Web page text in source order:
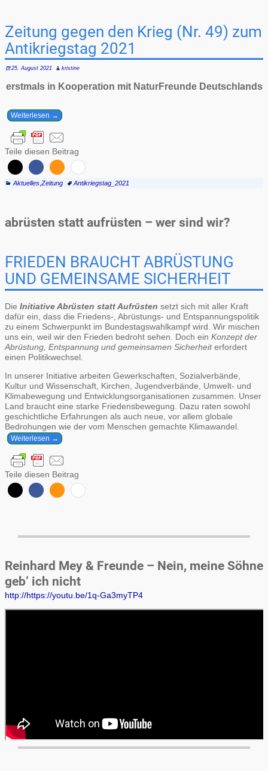
Zeitung gegen den Krieg (Nr. 49) zum
Antikriegstag 2021
25. August 2021 kristine
erstmals in Kooperation mit NaturFreunde Deutschlands
Weiterlesen →
Teile diesen Beitrag
Aktuelles, Zeitung Antikriegstag_2021
abrüsten statt aufrüsten – wer sind wir?
FRIEDEN BRAUCHT ABRÜSTUNG
UND GEMEINSAME SICHERHEIT
Die Initiative Abrüsten statt Aufrüsten setzt sich mit aller Kraft
dafür ein, dass die Friedens-, Abrüstungs- und Entspannungspolitik
zu einem Schwerpunkt im Bundestagswahlkampf wird. Wir mischen
uns ein, weil wir den Frieden bedroht sehen. Doch ein Konzept der
Abrüstung, Entspannung und gemeinsamen Sicherheiterfordert
einen Politikwechsel.
In unserer Initiative arbeiten Gewerkschaften, Sozialverbände,
Kultur und Wissenschaft, Kirchen, Jugendverbände, Umwelt- und
Klimabewegung und Entwicklungsorganisationen zusammen. Unser
Land braucht eine starke Friedensbewegung. Dazu raten sowohl
geschichtliche Erfahrungen als auch neue, vor allem globale
Bedrohungen wie der vom Menschen gemachte Klimawandel.
Weiterlesen →
Teile diesen Beitrag
Reinhard Mey & Freunde – Nein, meine Söhne
geb‘ ich nicht
http://https://youtu.be/1q-Ga3myTP4